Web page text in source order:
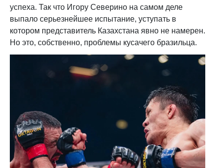
успеха. Так что Игору Северино на самом деле
выпало серьезнейшее испытание, уступать в
котором представитель Казахстана явно не намерен.
Но это, собственно, проблемы кусачего бразильца.